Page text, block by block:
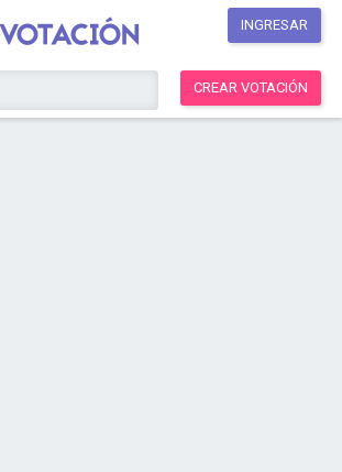
INGRESAR
CREAR VOTACIÓN